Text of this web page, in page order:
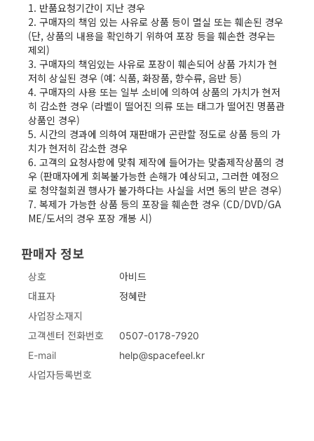
1. 반품요청기간이 지난 경우
2. 구매자의 책임 있는 사유로 상품 등이 멸실 또는 훼손된 경우
(단, 상품의 내용을 확인하기 위하여 포장 등을 훼손한 경우는
제외)
3. 구매자의 책임있는 사유로 포장이 훼손되어 상품 가치가 현
저히 상실된 경우 (예: 식품, 화장품, 향수류, 음반 등)
4. 구매자의 사용 또는 일부 소비에 의하여 상품의 가치가 현저
히 감소한 경우 (라벨이 떨어진 의류 또는 태그가 떨어진 명품관
상품인 경우)
5. 시간의 경과에 의하여 재판매가 곤란할 정도로 상품 등의 가
치가 현저히 감소한 경우
6. 고객의 요청사항에 맞춰 제작에 들어가는 맞춤제작상품의 경
우 (판매자에게 회복불가능한 손해가 예상되고, 그러한 예정으
로 청약철회권 행사가 불가하다는 사실을 서면 동의 받은 경우)
7. 복제가 가능한 상품 등의 포장을 훼손한 경우 (CD/DVD/GA
판매자 정보
상호
아비드
대표자
정혜란
사업장소재지
고객센터 전화번호
0507-0178-7920
E-mail
help@spacefeel.kr
사업자등록번호